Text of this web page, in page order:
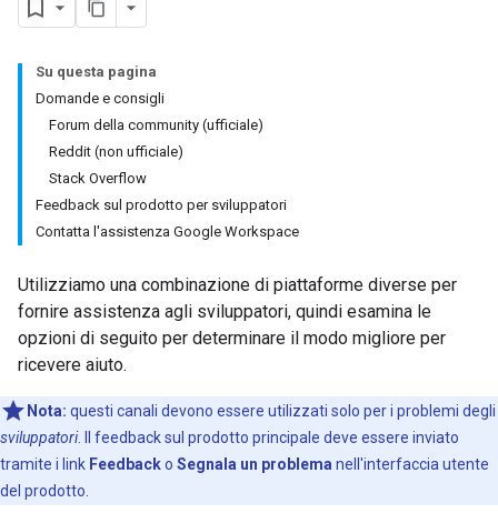
Su questa pagina
Domande e consigli
Forum della community (ufficiale)
Reddit (non ufficiale)
Stack Overflow
Feedback sul prodotto per sviluppatori
Contatta l'assistenza Google Workspace
Utilizziamo una combinazione di piattaforme diverse per
fornire assistenza agli sviluppatori, quindi esamina le
opzioni di seguito per determinare il modo migliore per
ricevere aiuto.
Nota: questi canali devono essere utilizzati solo per i problemi degli
sviluppatori. Il feedback sul prodotto principale deve essere inviato
tramite i link Feedbacko Segnala un problema nell'interfaccia utente
del prodotto.